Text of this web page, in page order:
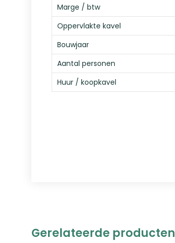
Marge / btw
Oppervlakte kavel
Bouwjaar
Aantal personen
Huur / koopkavel
Gerelateerde producten